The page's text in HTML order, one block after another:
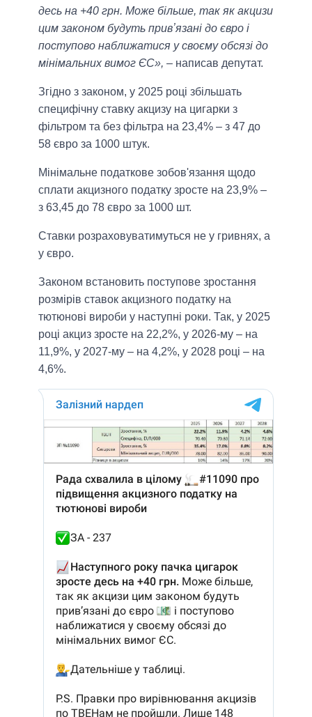
десь на +40 грн. Може більше, так як акцизи
цим законом будуть привʼязані до євро і
поступово наближатися у своєму обсязі до
мінімальних вимог ЄС», – написав депутат.
Згідно з законом, у 2025 році збільшать
специфічну ставку акцизу на цигарки з
фільтром та без фільтра на 23,4% – з 47 до
58 євро за 1000 штук.
Мінімальне податкове зобов'язання щодо
сплати акцизного податку зросте на 23,9% –
з 63,45 до 78 євро за 1000 шт.
Ставки розраховуватимуться не у гривнях, а
у євро.
Законом встановить поступове зростання
розмірів ставок акцизного податку на
тютюнові вироби у наступні роки. Так, у 2025
році акциз зросте на 22,2%, у 2026-му – на
11,9%, у 2027-му – на 4,2%, у 2028 році – на
4,6%.